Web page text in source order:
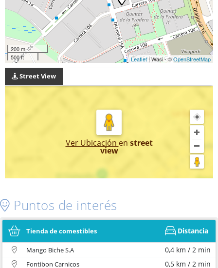
200 m
500 ft
Leaflet| Wasi - ©OpenStreetMap
Street View
Ver Ubicación en street
view
Puntos de interés
Tienda de comestibles Distancia
Mango Biche S.A 0,4 km / 2 min
Fontibon Carnicos 0,5 km / 2 min